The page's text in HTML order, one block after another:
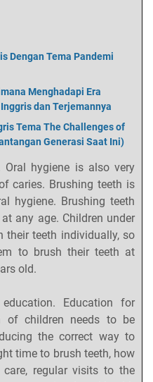
Dengan Tema Pandemi
Menghadapi Era
dan Terjemannya
Tema The Challenges of
Generasi Saat Ini)
hygiene is also very
caries. Brushing teeth is
hygiene. Brushing teeth
any age. Children under
their teeth individually, so
to brush their teeth at
old.
Education for
of children needs to be
the correct way to
time to brush teeth, how
regular visits to the